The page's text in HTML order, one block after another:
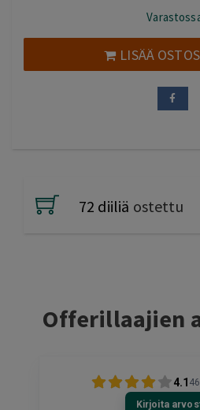
oli:
85,00
LISÄÄ
72 diiliä ostettu
Offerillaajien
4.1
Kirjoita